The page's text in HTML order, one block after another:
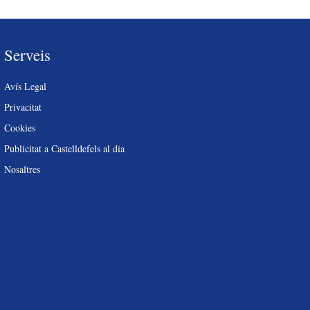
Serveis
Avís Legal
Privacitat
Cookies
Publicitat a Castelldefels al dia
Nosaltres